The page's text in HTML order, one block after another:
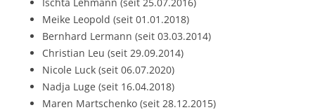
Meike Leopold (seit 01.01.2018)
Bernhard Lermann (seit 03.03.2014)
Christian Leu (seit 29.09.2014)
Nicole Luck (seit 06.07.2020)
Nadja Luge (seit 16.04.2018)
Maren Martschenko (seit 28.12.2015)